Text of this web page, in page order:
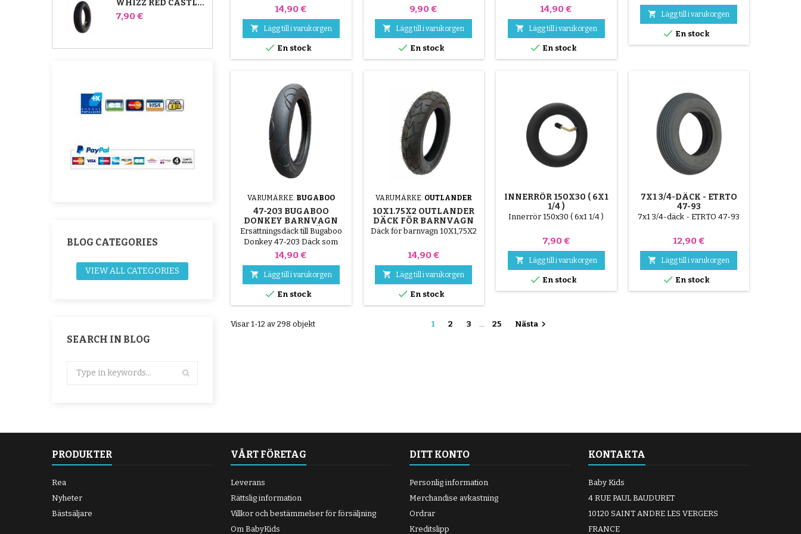
WHIZZ RED CASTLE BARNVAGN BAKRE INNERRÖR
Pris
7,90 €
BLOG CATEGORIES
VIEW ALL CATEGORIES
SEARCH IN BLOG
Pris
14,90 €
 Lägg till i varukorgen
 En stock
Pris
9,90 €
 Lägg till i varukorgen
 En stock
Pris
14,90 €
 Lägg till i varukorgen
 En stock
 Lägg till i varukorgen
 En stock
VARUMÄRKE: BUGABOO
47-203 BUGABOO
DONKEY BARNVAGN
KOMPATIBELT DÄCK -
FÖR BAKHJUL
Ersättningsdäck till Bugaboo
Donkey 47-203 Däck som
passar bakhjulet på
barnvagnen Bugaboo Donkey.
Detta däck i storlek 47-203 (12
tum) gör det möjligt att byta ut
ett slitet däck samtidigt som
originalhjulet behålls. Innerrör
Pris
14,90 €
 Lägg till i varukorgen
 En stock
VARUMÄRKE: OUTLANDER
10X1.75X2 OUTLANDER
DÄCK FÖR BARNVAGN
Däck för barnvagn 10X1,75X2
Pris
14,90 €
 Lägg till i varukorgen
 En stock
INNERRÖR 150X30 ( 6X1
1/4 )
Innerrör 150x30 ( 6x1 1/4 )
Pris
7,90 €
 Lägg till i varukorgen
 En stock
7X1 3/4-DÄCK - ETRTO
47-93
7x1 3/4-däck - ETRTO 47-93
Pris
12,90 €
 Lägg till i varukorgen
 En stock
Visar 1-12 av 298 objekt 1 2 3 25 Nästa
PRODUKTER
Rea
Nyheter
Bästsäljare
VÅRT FÖRETAG
Leverans
Rättslig information
Villkor och bestämmelser för försäljning
Om BabyKids
DITT KONTO
Personlig information
Merchandise avkastning
Ordrar
Kreditslipp
KONTAKTA
Baby Kids
4 RUE PAUL BAUDURET
10120 SAINT ANDRE LES VERGERS
FRANCE